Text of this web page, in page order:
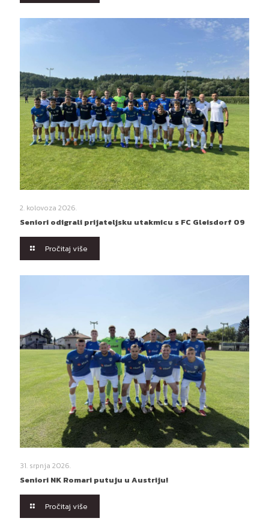
2. kolovoza 2026.
Seniori odigrali prijateljsku utakmicu s FC Gleisdorf 09
Pročitaj više
31. srpnja 2026.
Seniori NK Romari putuju u Austriju!
Pročitaj više